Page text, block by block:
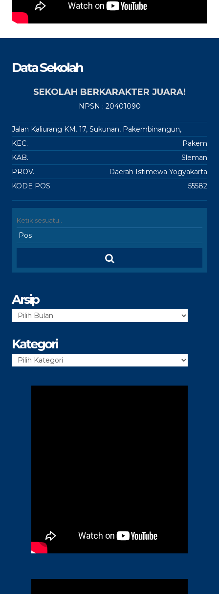
Data Sekolah
SEKOLAH BERKARAKTER JUARA!
NPSN : 20401090
Jalan Kaliurang KM. 17, Sukunan, Pakembinangun,
KEC.
Pakem
KAB.
Sleman
PROV.
Daerah Istimewa Yogyakarta
KODE POS
55582
Arsip
Arsip
Kategori
Kategori